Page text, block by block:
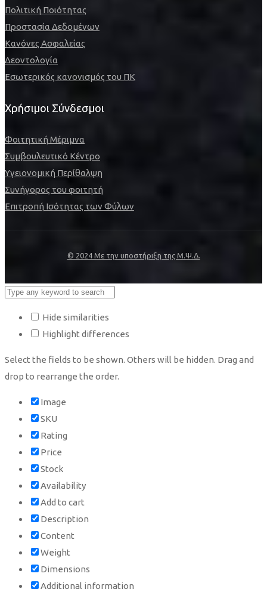
Πολιτική Ποιότητας
Προστασία Δεδομένων
Κανόνες Ασφαλείας
Δεοντολογία
Εσωτερικός κανονισμός του ΠΚ
Χρήσιμοι Σύνδεσμοι
Φοιτητική Μέριμνα
Συμβουλευτικό Κέντρο
Υγειονομική Περίθαλψη
Συνήγορος του φοιτητή
Επιτροπή Ισότητας των Φύλων
© 2024 Με την υποστήριξη της Μ.Ψ.Δ.
Hide similarities
Highlight differences
Select the fields to be shown. Others will be hidden. Drag and
drop to rearrange the order.
Image
SKU
Rating
Price
Stock
Availability
Add to cart
Description
Content
Weight
Dimensions
Additional information